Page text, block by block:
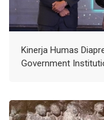
Kinerja Humas
Government